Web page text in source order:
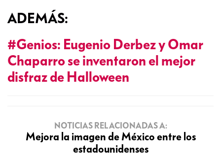
ADEMÁS:
#Genios: Eugenio Derbez y Omar
Chaparro se inventaron el mejor
disfraz de Halloween
NOTICIAS RELACIONADAS A:
Mejora la imagen de México entre los
estadounidenses